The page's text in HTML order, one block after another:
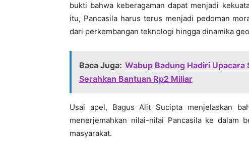
bukti bahwa keberagaman dapat menjadi
itu, Pancasila harus terus menjadi pedoman
dari perkembangan teknologi hingga dinamika
Baca Juga: Wabup Badung Hadiri Upacara
Serahkan Bantuan Rp2 Miliar
Usai apel, Bagus Alit Sucipta menjelaskan
menerjemahkan nilai-nilai Pancasila ke dalam
masyarakat.